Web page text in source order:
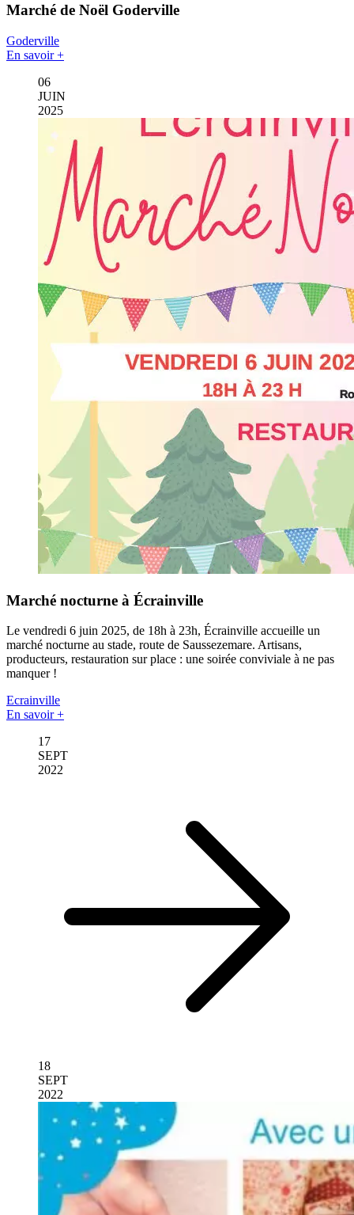
Marché de Noël Goderville
Goderville
En savoir +
06
JUIN
2025
Marché nocturne à Écrainville
Le vendredi 6 juin 2025, de 18h à 23h, Écrainville accueille un
marché nocturne au stade, route de Saussezemare. Artisans,
producteurs, restauration sur place : une soirée conviviale à ne pas
manquer !
Ecrainville
En savoir +
17
SEPT
2022
18
SEPT
2022